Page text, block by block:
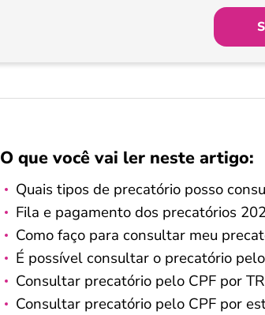
O que você vai ler neste artigo:
Quais tipos de precatório posso
Fila e pagamento dos precatórios
Como faço para consultar meu
É possível consultar o precatório
Consultar precatório pelo CPF por
Consultar precatório pelo CPF por